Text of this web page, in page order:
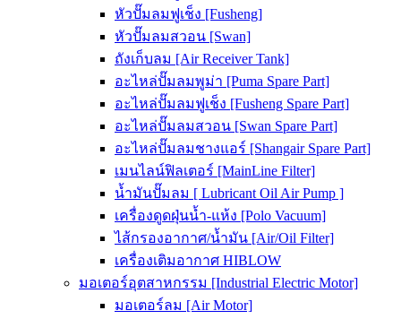
หัวปั๊มลมฟูเช็ง [Fusheng]
หัวปั๊มลมสวอน [Swan]
ถังเก็บลม [Air Receiver Tank]
อะไหล่ปั๊มลมพูม่า [Puma Spare Part]
อะไหล่ปั๊มลมฟูเช็ง [Fusheng Spare Part]
อะไหล่ปั๊มลมสวอน [Swan Spare Part]
อะไหล่ปั๊มลมชางแอร์ [Shangair Spare Part]
เมนไลน์ฟิลเตอร์ [MainLine Filter]
น้ำมันปั๊มลม [ Lubricant Oil Air Pump ]
เครื่องดูดฝุ่นน้ำ-แห้ง [Polo Vacuum]
ไส้กรองอากาศ/น้ำมัน [Air/Oil Filter]
เครื่องเติมอากาศ HIBLOW
มอเตอร์อุตสาหกรรม [Industrial Electric Motor]
มอเตอร์ลม [Air Motor]